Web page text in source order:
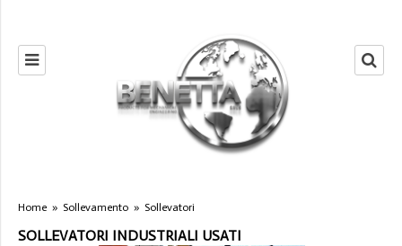
Home » Sollevamento » Sollevatori
SOLLEVATORI INDUSTRIALI USATI